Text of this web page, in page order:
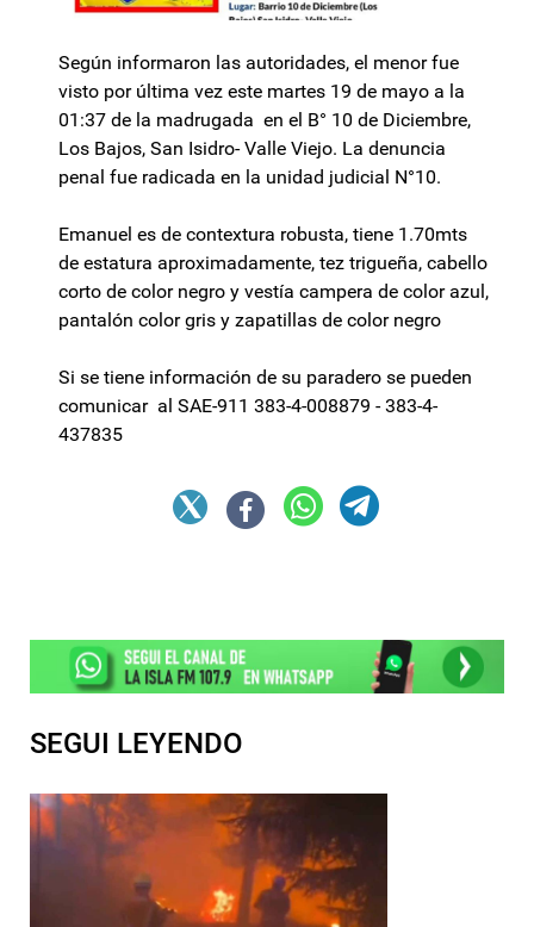
Según informaron las autoridades, el menor fue
visto por última vez este martes 19 de mayo a la
01:37 de la madrugada en el B° 10 de Diciembre,
Los Bajos, San Isidro- Valle Viejo. La denuncia
penal fue radicada en la unidad judicial N°10.
Emanuel es de contextura robusta, tiene 1.70mts
de estatura aproximadamente, tez trigueña, cabello
corto de color negro y vestía campera de color azul,
pantalón color gris y zapatillas de color negro
Si se tiene información de su paradero se pueden
comunicar al SAE-911 383-4-008879 - 383-4-
437835
SEGUI LEYENDO